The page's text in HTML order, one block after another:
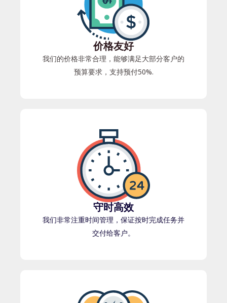
价格友好
我们的价格非常合理，能够满足大部分客户的
预算要求，支持预付50%.
守时高效
我们非常注重时间管理，保证按时完成任务并
交付给客户。